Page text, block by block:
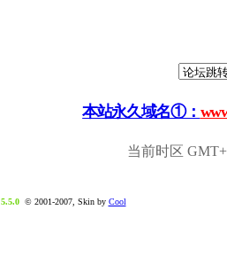
本站永久域名①：
当前时区
5.5.0© 2001-2007, Skin by Cool